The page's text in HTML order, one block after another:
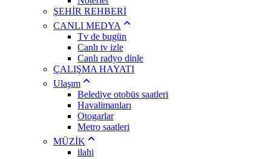
ŞEHİR REHBERİ
CANLI MEDYA
Tv de bugün
Canlı tv izle
Canlı radyo dinle
ÇALIŞMA HAYATI
Ulaşım
Belediye otobüs saatleri
Havalimanları
Otogarlar
Metro saatleri
MÜZİK
ilahi